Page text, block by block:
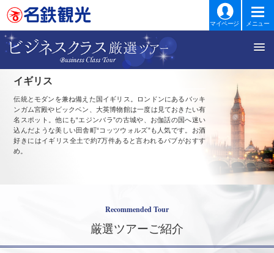
マイページ メニュー
イギリス
伝統とモダンを兼ね備えた国イギリス。ロンドンにあるバッキ
ンガム宮殿やビックベン、大英博物館は一度は見ておきたい有
名スポット。他にも“エジンバラ”の古城や、お伽話の国へ迷い
込んだような美しい田舎町“コッツウォルズ”も人気です。お酒
好きにはイギリス全土で約7万件あると言われるパブがおすす
め。
Recommended Tour
厳選ツアーご紹介